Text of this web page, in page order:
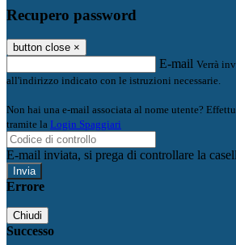
Recupero password
button close ×
E-mail Verrà
all'indirizzo indicato con le istruzioni necessarie.
Non hai una e-mail associata al nome utente?
tramite la Login Spaggiari
E-mail inviata, si prega di controllare la
Errore
Chiudi
Successo